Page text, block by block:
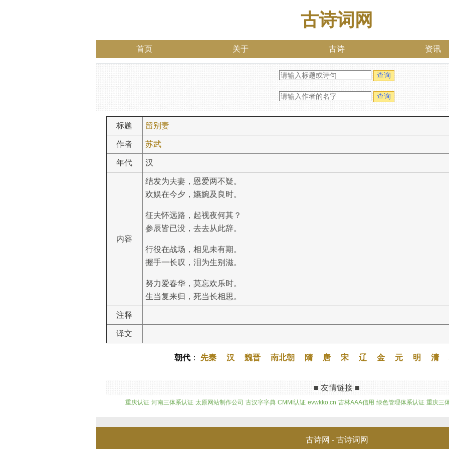
古诗词网
首页 关于 古诗 资讯
标题 留别妻
作者 苏武
年代 汉
内容
结发为夫妻，恩爱两不疑。
欢娱在今夕，嬿婉及良时。
征夫怀远路，起视夜何其？
参辰皆已没，去去从此辞。
行役在战场，相见未有期。
握手一长叹，泪为生别滋。
努力爱春华，莫忘欢乐时。
生当复来归，死当长相思。
注释
译文
朝代 ： 先秦 汉 魏晋 南北朝 隋 唐 宋 辽 金 元 明 清
■ 友情链接 ■
重庆认证 河南三体系认证 太原网站制作公司 古汉字字典 CMMI认证 evwkko.cn 吉林AAA信用 绿色管理体系认证 重庆三
古诗网 - 古诗词网